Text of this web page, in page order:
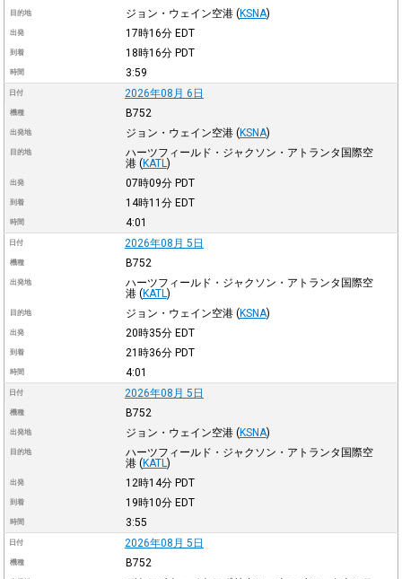
目的地 ジョン・ウェイン空港 (KSNA)
出発 17時16分 EDT
到着 18時16分 PDT
時間 3:59
日付 2026年08月 6日
機種 B752
出発地 ジョン・ウェイン空港 (KSNA)
目的地
ハーツフィールド・ジャクソン・アトランタ国際空
港 (KATL )
出発 07時09分 PDT
到着 14時11分 EDT
時間 4:01
日付 2026年08月 5日
機種 B752
出発地
ハーツフィールド・ジャクソン・アトランタ国際空
港 (KATL )
目的地 ジョン・ウェイン空港 (KSNA)
出発 20時35分 EDT
到着 21時36分 PDT
時間 4:01
日付 2026年08月 5日
機種 B752
出発地 ジョン・ウェイン空港 (KSNA)
目的地
ハーツフィールド・ジャクソン・アトランタ国際空
港 (KATL )
出発 12時14分 PDT
到着 19時10分 EDT
時間 3:55
日付 2026年08月 5日
機種 B752